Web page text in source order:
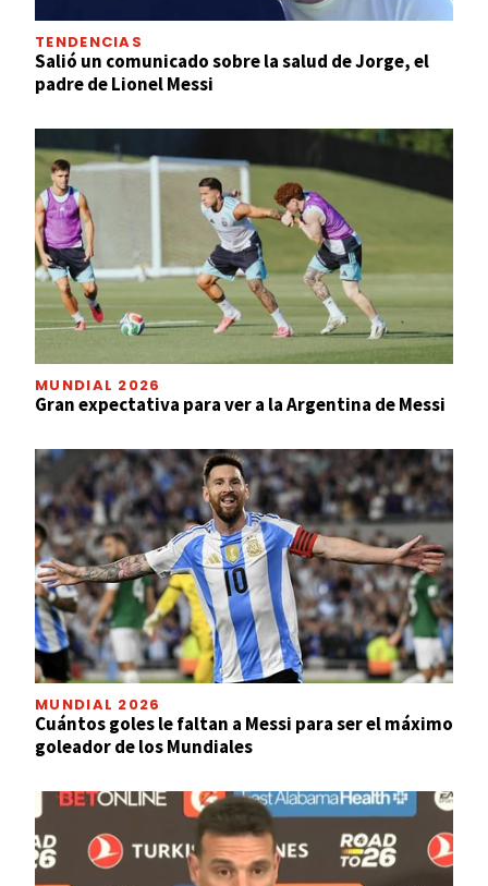
TENDENCIAS
Salió un comunicado sobre la salud de Jorge, el
padre de Lionel Messi
MUNDIAL 2026
Gran expectativa para ver a la Argentina de Messi
MUNDIAL 2026
Cuántos goles le faltan a Messi para ser el máximo
goleador de los Mundiales